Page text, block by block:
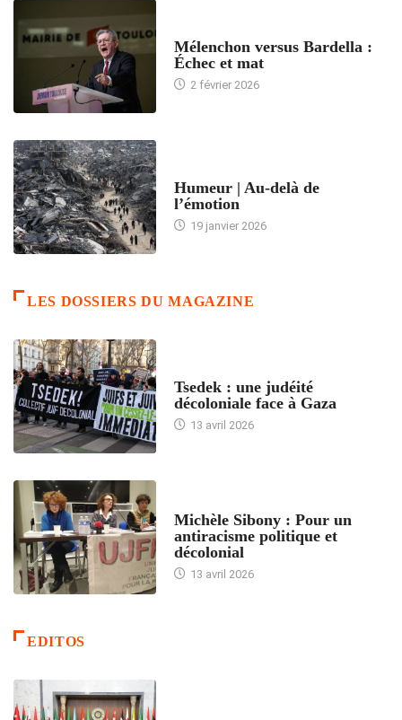
Mélenchon versus Bardella :
Échec et mat
2 février 2026
Humeur | Au-delà de
l’émotion
19 janvier 2026
LES DOSSIERS DU MAGAZINE
Tsedek : une judéité
décoloniale face à Gaza
13 avril 2026
Michèle Sibony : Pour un
antiracisme politique et
décolonial
13 avril 2026
EDITOS